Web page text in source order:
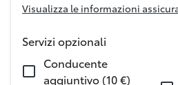
Visualizza le informazioni
Servizi opzionali
Conducente
aggiuntivo (10 €)